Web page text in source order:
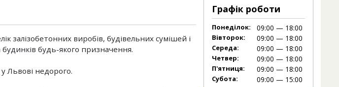
залізобетонних виробів, будівельних сумішей і
будь-якого призначення.
Львові недорого.
Графік роботи
Понеділок: 09:00 — 18:00
Вівторок: 09:00 — 18:00
Середа: 09:00 — 18:00
Четвер: 09:00 — 18:00
П'ятниця: 09:00 — 18:00
Субота: 09:00 — 15:00